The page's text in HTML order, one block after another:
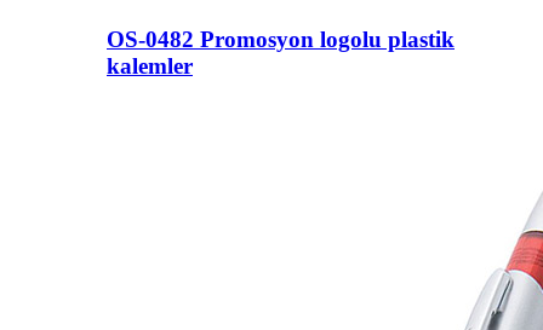
OS-0482 Promosyon logolu plastik
kalemler